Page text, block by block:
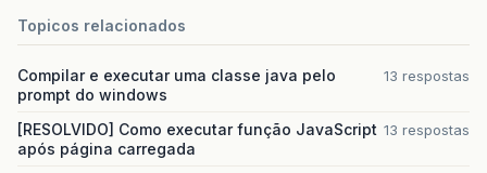
Topicos relacionados
Compilar e executar uma classe java pelo
prompt do windows
13 respostas
[RESOLVIDO] Como executar função JavaScript
após página carregada
13 respostas